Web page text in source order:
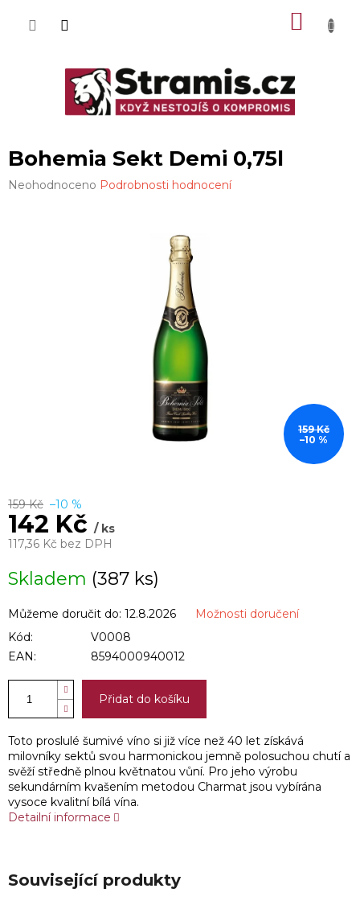
Bohemia Sekt Demi 0,75l
Průměrné
Neohodnoceno Podrobnosti hodnocení
159 Kč
–10 %
159 Kč –10 %
142 Kč/ ks
117,36 Kč bez DPH
cena:
Skladem (387 ks)
Můžeme doručit do: 12.8.2026
Možnosti doručení
Kód:
V0008
EAN:
8594000940012
Přidat do košíku
Toto proslulé šumivé víno si již více než 40 let získává
milovníky sektů svou harmonickou jemně polosuchou chutí a
svěží středně plnou květnatou vůní. Pro jeho výrobu
sekundárním kvašením metodou Charmat jsou vybírána
vysoce kvalitní bílá vína.
Detailní informace
Související produkty